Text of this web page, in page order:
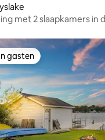
met 2 slaapkamers in
gasten
gasten